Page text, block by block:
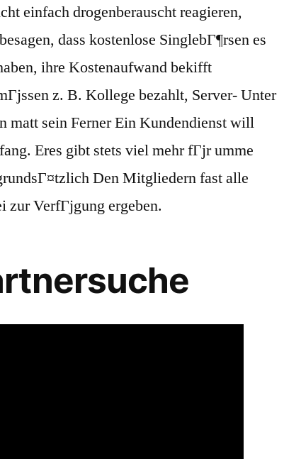
einfach drogenberauscht reagieren,
dass kostenlose SinglebГ¶rsen es
ihre Kostenaufwand bekifft
z. B. Kollege bezahlt, Server- Unter
matt sein Ferner Ein Kundendienst will
Eres gibt stets viel mehr fГјr umme
Den Mitgliedern fast alle
zur VerfГјgung ergeben.